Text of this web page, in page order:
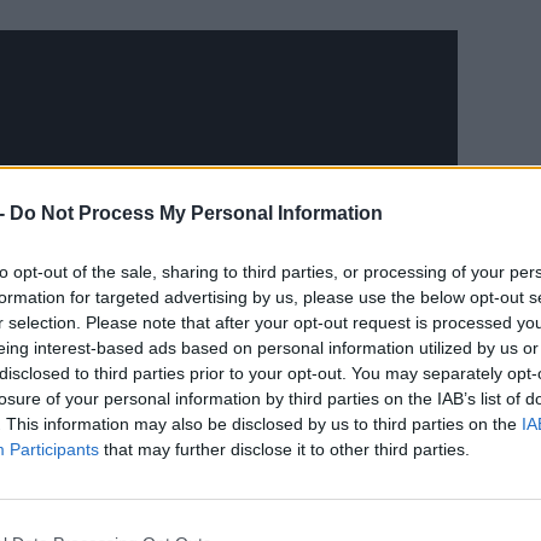
Do Not Process My Personal Information
opt-out of the sale, sharing to third parties, or processing of your
for targeted advertising by us, please use the below opt-out
selection. Please note that after your opt-out request is processed
interest-based ads based on personal information utilized by us
to third parties prior to your opt-out. You may separately
of your personal information by third parties on the IAB’s list of
This information may also be disclosed by us to third parties on the
Participants that may further disclose it to other third parties.
rajongói. A saját balszerencséjéért gyakran
ezúttal is egy tömlöc mélyén találkozunk, a
a potenciált Kay Vess-ben és csapatában.
útnak indulunk, hogy felkutassuk Hondo
összeakaszthatjuk majd a bajszunkat a
a DLC-ben feltűnnek majd aMiyuki
Kay hajóját, de a sugárvetőjét is ellátják majd
már elérhető PC-n, Xbox Series X=S-en és